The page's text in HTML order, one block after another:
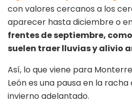
con valores cercanos a los
aparecer hasta diciembre o
frentes de septiembre,
suelen traer lluvias y alivio
Así, lo que viene para
León es una pausa en la
invierno adelantado.